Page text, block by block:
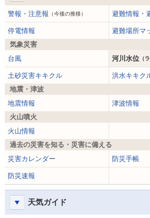
警報・注意報 （今後の推移） 避難情報・
停電情報
避難場所マ
気象災害
台風
河川水位 （
土砂災害キキクル
洪水キキク
地震・津波
地震情報
津波情報
火山噴火
火山情報
過去の災害を知る・災害に備える
災害カレンダー
防災手帳
防災速報
天気ガイド